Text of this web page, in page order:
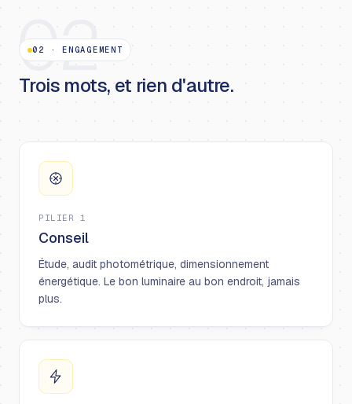
02
02 ·ENGAGEMENT
Trois mots, et rien d'autre.
PILIER 1
Conseil
Étude, audit photométrique, dimensionnement
énergétique. Le bon luminaire au bon endroit, jamais
plus.